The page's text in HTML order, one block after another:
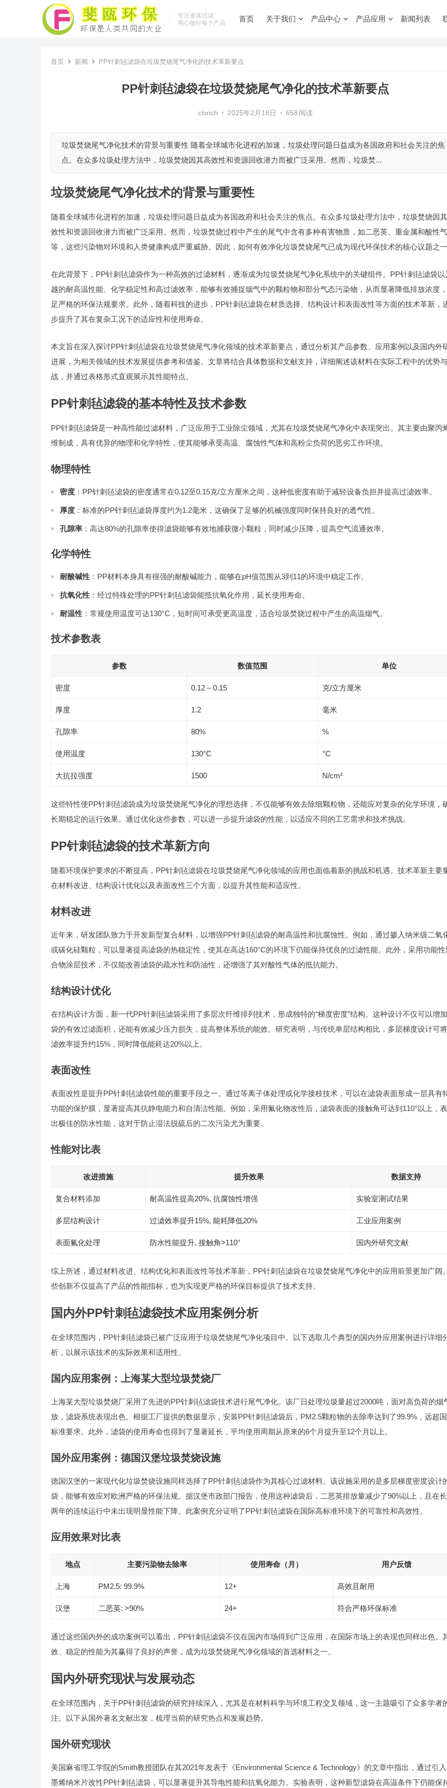
专注液体过滤
用心做好每个产品
首页 关于我们 产品中心 产品应用 新闻列表
首页 新闻 PP针刺毡滤袋在垃圾焚烧尾气净化的技术革新要点
PP针刺毡滤袋在垃圾焚烧尾气净化的技术革新要点
clsrich • 2025年2月18日 • 658 阅读
垃圾焚烧尾气净化技术的背景与重要性 随着全球城市化进程的加速，垃圾处理问题日益成为各国政府和社会关注的焦
点。在众多垃圾处理方法中，垃圾焚烧因其高效性和资源回收潜力而被广泛采用。然而，垃圾焚...
垃圾焚烧尾气净化技术的背景与重要性
随着全球城市化进程的加速，垃圾处理问题日益成为各国政府和社会关注的焦点。在众多垃圾处理方法中，垃圾焚烧因
效性和资源回收潜力而被广泛采用。然而，垃圾焚烧过程中产生的尾气中含有多种有害物质，如二恶英、重金属和酸性
等，这些污染物对环境和人类健康构成严重威胁。因此，如何有效净化垃圾焚烧尾气已成为现代环保技术的核心议题之
在此背景下，PP针刺毡滤袋作为一种高效的过滤材料，逐渐成为垃圾焚烧尾气净化系统中的关键组件。PP针刺毡滤袋以
越的耐高温性能、化学稳定性和高过滤效率，能够有效捕捉烟气中的颗粒物和部分气态污染物，从而显著降低排放浓度
足严格的环保法规要求。此外，随着科技的进步，PP针刺毡滤袋在材质选择、结构设计和表面改性等方面的技术革新，
步提升了其在复杂工况下的适应性和使用寿命。
本文旨在深入探讨PP针刺毡滤袋在垃圾焚烧尾气净化领域的技术革新要点，通过分析其产品参数、应用案例以及国内外
进展，为相关领域的技术发展提供参考和借鉴。文章将结合具体数据和文献支持，详细阐述该材料在实际工程中的优势
战，并通过表格形式直观展示其性能特点。
PP针刺毡滤袋的基本特性及技术参数
PP针刺毡滤袋是一种高性能过滤材料，广泛应用于工业除尘领域，尤其在垃圾焚烧尾气净化中表现突出。其主要由聚丙
维制成，具有优异的物理和化学特性，使其能够承受高温、腐蚀性气体和高粉尘负荷的恶劣工作环境。
物理特性
密度 ：PP针刺毡滤袋的密度通常在0.12至0.15克/立方厘米之间，这种低密度有助于减轻设备负担并提高过滤效率。
厚度 ：标准的PP针刺毡滤袋厚度约为1.2毫米，这确保了足够的机械强度同时保持良好的透气性。
孔隙率 ：高达80%的孔隙率使得滤袋能够有效地捕获微小颗粒，同时减少压降，提高空气流通效率。
化学特性
耐酸碱性 ：PP材料本身具有很强的耐酸碱能力，能够在pH值范围从3到11的环境中稳定工作。
抗氧化性 ：经过特殊处理的PP针刺毡滤袋能抵抗氧化作用，延长使用寿命。
耐温性 ：常规使用温度可达130°C，短时间可承受更高温度，适合垃圾焚烧过程中产生的高温烟气。
技术参数表
参数 数值范围 单位
密度 0.12 – 0.15 克/立方厘米
厚度 1.2 毫米
孔隙率 80% %
使用温度 130°C °C
大抗拉强度 1500 N/cm²
这些特性使PP针刺毡滤袋成为垃圾焚烧尾气净化的理想选择，不仅能够有效去除细颗粒物，还能应对复杂的化学环境，
长期稳定的运行效果。通过优化这些参数，可以进一步提升滤袋的性能，以适应不同的工艺需求和技术挑战。
PP针刺毡滤袋的技术革新方向
随着环境保护要求的不断提高，PP针刺毡滤袋在垃圾焚烧尾气净化领域的应用也面临着新的挑战和机遇。技术革新主要
在材料改进、结构设计优化以及表面改性三个方面，以提升其性能和适应性。
材料改进
近年来，研发团队致力于开发新型复合材料，以增强PP针刺毡滤袋的耐高温性和抗腐蚀性。例如，通过掺入纳米级二氧
或碳化硅颗粒，可以显著提高滤袋的热稳定性，使其在高达160°C的环境下仍能保持优良的过滤性能。此外，采用功能性
合物涂层技术，不仅能改善滤袋的疏水性和防油性，还增强了其对酸性气体的抵抗能力。
结构设计优化
在结构设计方面，新一代PP针刺毡滤袋采用了多层次纤维排列技术，形成独特的“梯度密度”结构。这种设计不仅可以增
袋的有效过滤面积，还能有效减少压力损失，提高整体系统的能效。研究表明，与传统单层结构相比，多层梯度设计可
滤效率提升约15%，同时降低能耗达20%以上。
表面改性
表面改性是提升PP针刺毡滤袋性能的重要手段之一。通过等离子体处理或化学接枝技术，可以在滤袋表面形成一层具有
功能的保护膜，显著提高其抗静电能力和自清洁性能。例如，采用氟化物改性后，滤袋表面的接触角可达到110°以上，
出极佳的防水性能，这对于防止湿法脱硫后的二次污染尤为重要。
性能对比表
改进措施 提升效果 数据支持
复合材料添加 耐高温性提高20%, 抗腐蚀性增强 实验室测试结果
多层结构设计 过滤效率提升15%, 能耗降低20% 工业应用案例
表面氟化处理 防水性能提升, 接触角>110° 国内外研究文献
综上所述，通过材料改进、结构优化和表面改性等技术革新，PP针刺毡滤袋在垃圾焚烧尾气净化中的应用前景更加广阔
些创新不仅提高了产品的性能指标，也为实现更严格的环保目标提供了技术支持。
国内外PP针刺毡滤袋技术应用案例分析
在全球范围内，PP针刺毡滤袋已被广泛应用于垃圾焚烧尾气净化项目中。以下选取几个典型的国内外应用案例进行详细
析，以展示该技术的实际效果和适用性。
国内应用案例：上海某大型垃圾焚烧厂
上海某大型垃圾焚烧厂采用了先进的PP针刺毡滤袋技术进行尾气净化。该厂日处理垃圾量超过2000吨，面对高负荷的烟
放，滤袋系统表现出色。根据工厂提供的数据显示，安装PP针刺毡滤袋后，PM2.5颗粒物的去除率达到了99.9%，远超
标准要求。此外，滤袋的使用寿命也得到了显著延长，平均使用周期从原来的6个月提升至12个月以上。
国外应用案例：德国汉堡垃圾焚烧设施
德国汉堡的一家现代化垃圾焚烧设施同样选择了PP针刺毡滤袋作为其核心过滤材料。该设施采用的是多层梯度密度设计
袋，能够有效应对欧洲严格的环保法规。据汉堡市政部门报告，使用这种滤袋后，二恶英排放量减少了90%以上，且在
两年的连续运行中未出现明显性能下降。此案例充分证明了PP针刺毡滤袋在国际高标准环境下的可靠性和高效性。
应用效果对比表
地点 主要污染物去除率 使用寿命（月） 用户反馈
上海 PM2.5: 99.9% 12+ 高效且耐用
汉堡 二恶英: >90% 24+ 符合严格环保标准
通过这些国内外的成功案例可以看出，PP针刺毡滤袋不仅在国内市场得到广泛应用，在国际市场上的表现也同样出色。
效、稳定的性能为其赢得了良好的声誉，成为垃圾焚烧尾气净化领域的首选材料之一。
国内外研究现状与发展动态
在全球范围内，关于PP针刺毡滤袋的研究持续深入，尤其是在材料科学与环境工程交叉领域，这一主题吸引了众多学者
注。以下从国外著名文献出发，梳理当前的研究热点和发展趋势。
国外研究现状
美国麻省理工学院的Smith教授团队在其2021年发表于《Environmental Science & Technology》的文章中指出，通过引
墨烯纳米片改性PP针刺毡滤袋，可以显著提升其导电性能和抗氧化能力。实验表明，这种新型滤袋在高温条件下仍能保